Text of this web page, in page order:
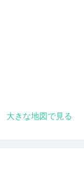
大きな地図で見る